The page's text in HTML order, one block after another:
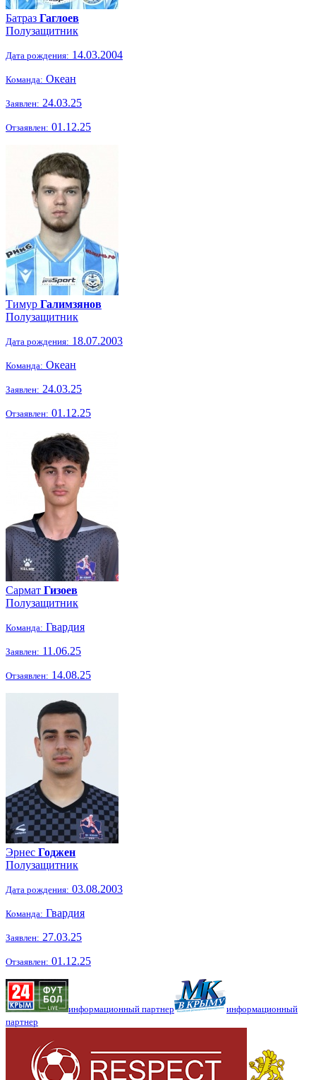
Батраз Гаглоев
Полузащитник
Дата рождения: 14.03.2004
Команда: Океан
Заявлен: 24.03.25
Отзаявлен: 01.12.25
Тимур Галимзянов
Полузащитник
Дата рождения: 18.07.2003
Команда: Океан
Заявлен: 24.03.25
Отзаявлен: 01.12.25
Сармат Гизоев
Полузащитник
Команда: Гвардия
Заявлен: 11.06.25
Отзаявлен: 14.08.25
Эрнес Годжен
Полузащитник
Дата рождения: 03.08.2003
Команда: Гвардия
Заявлен: 27.03.25
Отзаявлен: 01.12.25
информационный партнер
информационный
партнер